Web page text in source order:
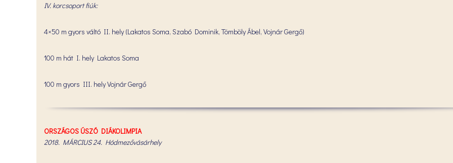
IV. korcsoport fiúk:
4×50 m gyors váltó II. hely (Lakatos Soma, Szabó Dominik, Tömböly Ábel, Vojnár Gergő)
100 m hát I. hely Lakatos Soma
100 m gyors III. hely Vojnár Gergő
ORSZÁGOS ÚSZÓ DIÁKOLIMPIA
2018. MÁRCIUS 24. Hódmezővásárhely